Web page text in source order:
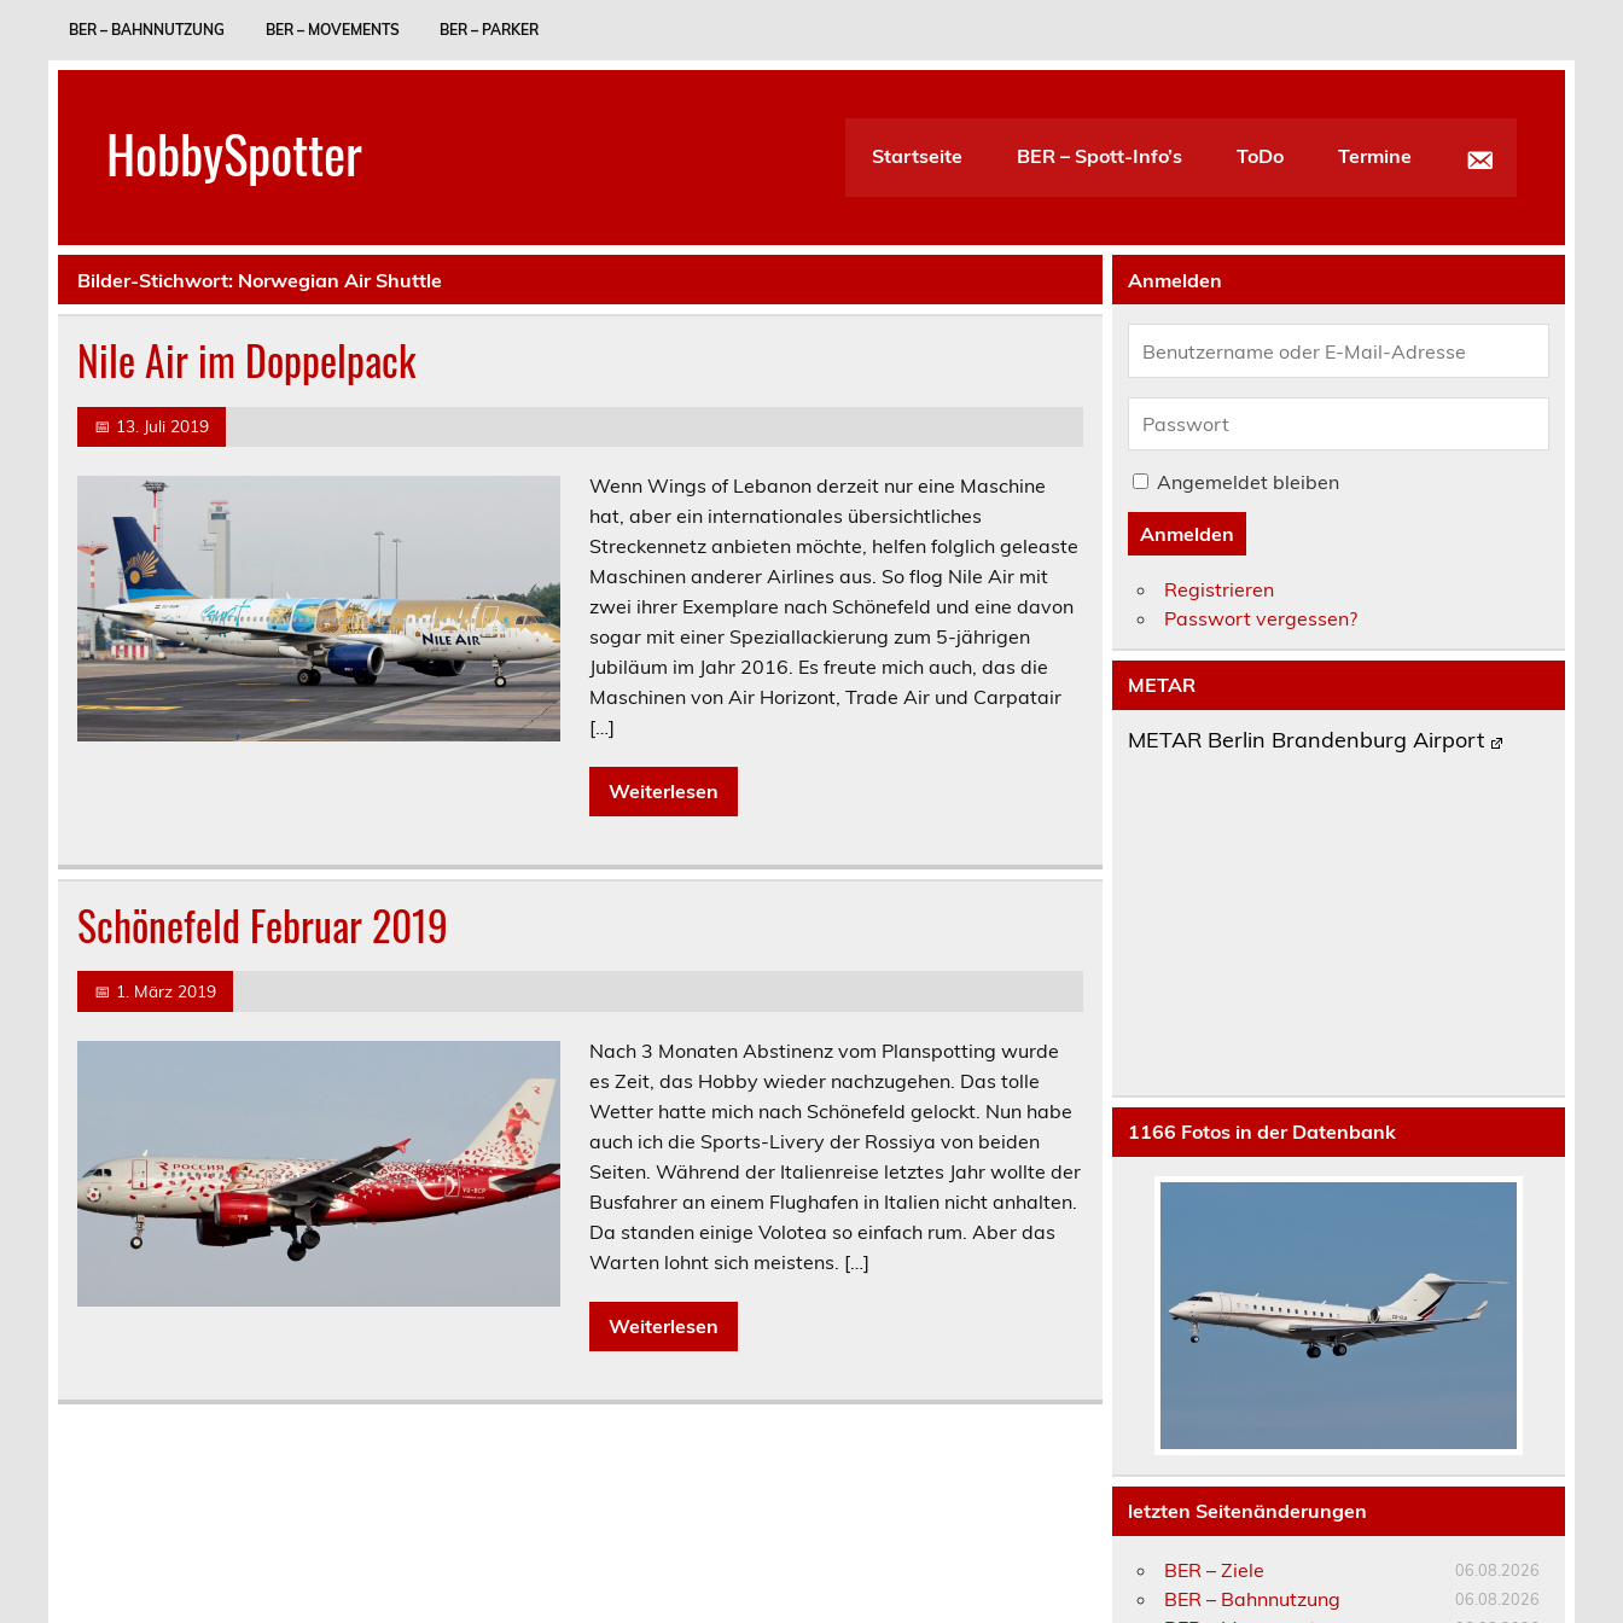
BER – BAHNNUTZUNG BER – MOVEMENTS BER – PARKER
HobbySpotter Startseite BER – Spott-Info’s ToDo Termine
Bilder-Stichwort: Norwegian Air Shuttle
Nile Air im Doppelpack
📅 13. Juli 2019
Wenn Wings of Lebanon derzeit nur eine Maschine
hat, aber ein internationales übersichtliches
Streckennetz anbieten möchte, helfen folglich geleaste
Maschinen anderer Airlines aus. So flog Nile Air mit
zwei ihrer Exemplare nach Schönefeld und eine davon
sogar mit einer Speziallackierung zum 5-jährigen
Jubiläum im Jahr 2016. Es freute mich auch, das die
Maschinen von Air Horizont, Trade Air und Carpatair
[…]
Weiterlesen
Schönefeld Februar 2019
📅 1. März 2019
Nach 3 Monaten Abstinenz vom Planspotting wurde
es Zeit, das Hobby wieder nachzugehen. Das tolle
Wetter hatte mich nach Schönefeld gelockt. Nun habe
auch ich die Sports-Livery der Rossiya von beiden
Seiten. Während der Italienreise letztes Jahr wollte der
Busfahrer an einem Flughafen in Italien nicht anhalten.
Da standen einige Volotea so einfach rum. Aber das
Warten lohnt sich meistens. […]
Weiterlesen
Anmelden
Angemeldet bleiben
Anmelden
Registrieren
Passwort vergessen?
METAR
METAR Berlin Brandenburg Airport
1166 Fotos in der Datenbank
letzten Seitenänderungen
BER – Ziele 06.08.2026
BER – Bahnnutzung 06.08.2026